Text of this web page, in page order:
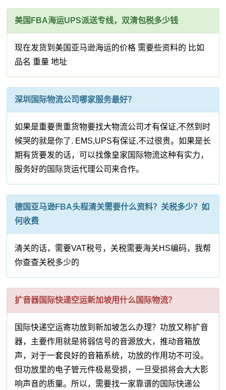
美国FBA海运UPS派送专线，双清包税多少钱
现在发货到美国亚马逊海运的价格 需要些资料的 比如
品名 重量 地址
深圳国际物流公司哪家服务最好？
如果是重要贵重货物要找大物流公司才有保证,不然到时
候哭的就是你了. EMS,UPS有保证,不过很贵。如果是长
期有货要发的话，可以找像皇家国际物流这种有实力，
服务好的国际货运代理公司来合作。
德国亚马逊FBA头程清关需要什么资料？关税多少？如
何收费
清关的话，需要VAT税号，关税需要海关HS编码，我帮
你查查关税多少的
扩音器国际快递空运新加坡用什么国际物流？
国际快递空运寄功放到新加坡怎么办理？功放又称扩音
器，主要作用就是将弱信号的音源放大，推动音箱放
声，对于一套良好的音箱系统，功放的作用功不可没。
但功放里的电子管元件极易受损，一旦受损将会大大影
响声音的质量。所以，需要找一家靠谱的国际快递公